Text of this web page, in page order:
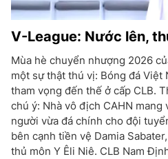
V-League: Nước lên,
Mùa hè chuyển nhượng 2026
một sự thật thú vị: Bóng đá Việt
tham vọng đến thế ở cấp CLB.
chú ý: Nhà vô địch CAHN
người vừa đá chính cho đội
bên cạnh tiền vệ Damia
thủ môn Y Êli Niê. CLB Nam